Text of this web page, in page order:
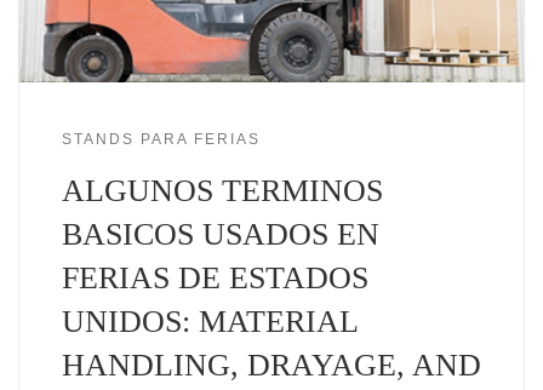
STANDS PARA FERIAS
ALGUNOS TERMINOS
BASICOS USADOS EN
FERIAS DE ESTADOS
UNIDOS: MATERIAL
HANDLING, DRAYAGE, AND